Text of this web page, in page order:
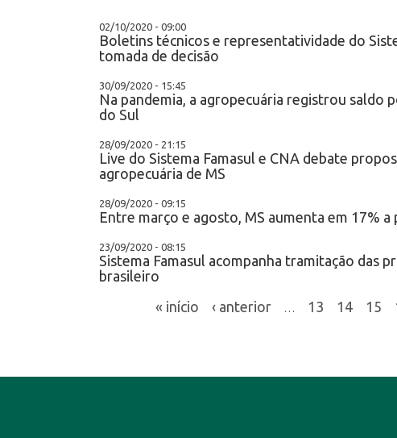
02/10/2020 - 09:00
Boletins técnicos e representatividade do
tomada de decisão
30/09/2020 - 15:45
Na pandemia, a agropecuária registrou saldo
do Sul
28/09/2020 - 21:15
Live do Sistema Famasul e CNA debate
agropecuária de MS
28/09/2020 - 09:15
Entre março e agosto, MS aumenta em 17%
23/09/2020 - 08:15
Sistema Famasul acompanha tramitação das
brasileiro
« início
‹ anterior 13 14 15